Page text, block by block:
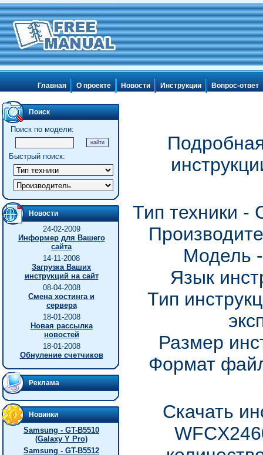
Главная О проекте Новости Инструкции Вопрос-ответ
Поиск
Поиск по модели:
Быстрый поиск:
Новости
24-02-2009
Информер для Вашего
сайта
14-11-2008
Загрузка Ваших
инструкций на сайт
08-04-2008
Смена хостинга и
сервера
18-01-2008
Новая рассылка
новостей
18-01-2008
Обнуление счетчиков
Реклама
Новинки
Samsung - GT-B5510
(Galaxy Y Pro)
Samsung - GT-B5512
Тип техники
Модель
Язык
Тип
Размер
Формат
Скачать